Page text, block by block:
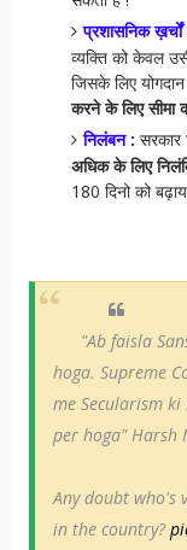
प्रशासनिक
व्यक्ति को केवल
जिसके लिए
करने के लिए
निलंबन : सरकार
अधिक के लिए
180 दिनो को
"Ab faisla
hoga. Supreme
me Secularism
per hoga" Harsh
Any doubt who's
in the country?